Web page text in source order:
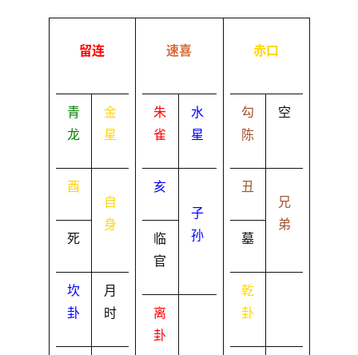
留连
青
龙
金
星
酉
死
自
身
坎
卦
月
时
速喜
朱
雀
水
星
亥
临
官
子
孙
离
卦
赤口
勾
陈
空
丑
墓
兄
弟
乾
卦